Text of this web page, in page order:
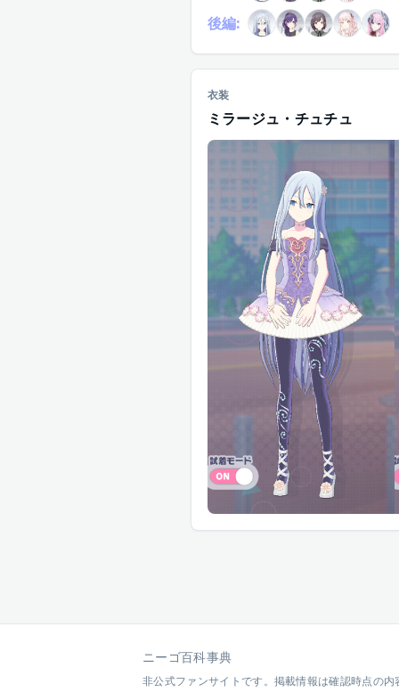
後編:
衣装
ミラージュ・チュチュ
ニーゴ百科事典
非公式ファンサイトです。掲載情報は確認時点の内